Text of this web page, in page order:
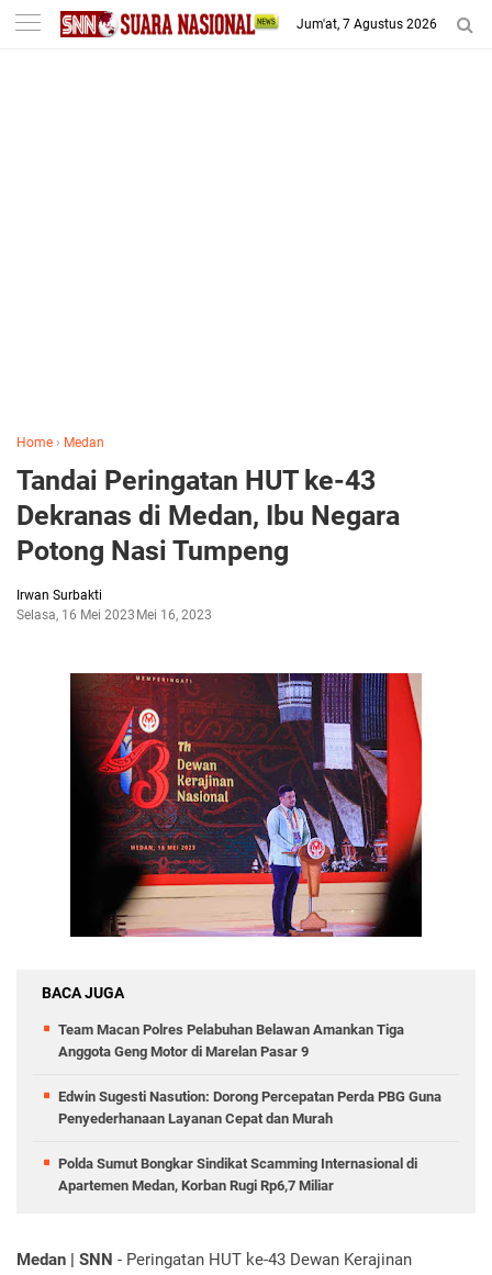
-->
Jum'at, 7 Agustus 2026
Home › Medan
Tandai Peringatan HUT ke-43
Dekranas di Medan, Ibu Negara
Potong Nasi Tumpeng
Irwan Surbakti
Selasa, 16 Mei 2023 Mei 16, 2023
BACA JUGA
Team Macan Polres Pelabuhan Belawan Amankan Tiga
Anggota Geng Motor di Marelan Pasar 9
Edwin Sugesti Nasution: Dorong Percepatan Perda PBG Guna
Penyederhanaan Layanan Cepat dan Murah
Polda Sumut Bongkar Sindikat Scamming Internasional di
Apartemen Medan, Korban Rugi Rp6,7 Miliar
Medan | SNN - Peringatan HUT ke-43 Dewan Kerajinan